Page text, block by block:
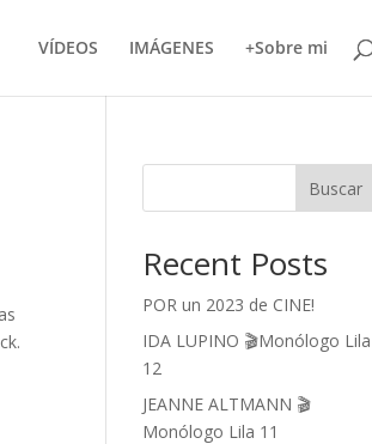
VÍDEOS IMÁGENES +Sobre mi
Buscar
Recent Posts
POR un 2023 de CINE!
IDA LUPINO 🎬Monólogo Lila
12
JEANNE ALTMANN 🎬
Monólogo Lila 11